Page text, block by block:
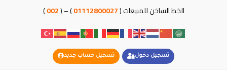
الخط الساخن للمبيعات (01112800027
) – (
002
)
تسجيل دخول تسجيل حساب جديد